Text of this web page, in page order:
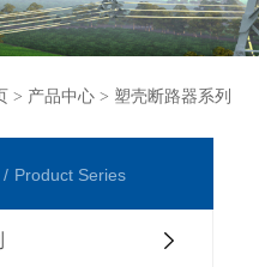
> 产品中心 > 塑壳断路器系列
Product Series